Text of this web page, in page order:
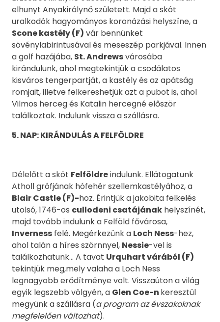
elhunyt Anyakirálynő született. Majd a skót
uralkodók hagyományos koronázási helyszíne, a
Scone kastély (F) vár bennünket
sövénylabirintusával és meseszép parkjával. Innen
a golf hazájába, St. Andrewsvárosába
kirándulunk, ahol megtekintjük a csodálatos
kisváros tengerpartját, a kastély és az apátság
romjait, illetve felkereshetjük azt a pubot is, ahol
Vilmos herceg és Katalin hercegné először
találkoztak. Indulunk vissza a szállásra.
5. NAP: KIRÁNDULÁS A FELFÖLDRE
Délelőtt a skót Felföldreindulunk. Ellátogatunk
Atholl grófjának hófehér szellemkastélyához, a
Blair Castle (F)-hoz. Érintjük a jakobita felkelés
utolsó, 1746-os cullodeni csatájának helyszínét,
majd tovább indulunk a Felföld fővárosa,
Inverness felé. Megérkezünk a Loch Ness-hez,
ahol talán a híres szörnnyel, Nessie-vel is
találkozhatunk... A tavat Urquhart várából (F)
tekintjük meg,mely valaha a Loch Ness
legnagyobb erődítménye volt. Visszaúton a világ
egyik legszebb völgyén, a Glen Coe-n keresztül
megyünk a szállásra (a program az évszakoknak
megfelelően változhat).